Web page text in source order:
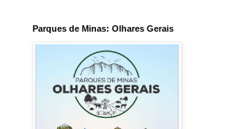
Parques de Minas: Olhares Gerais